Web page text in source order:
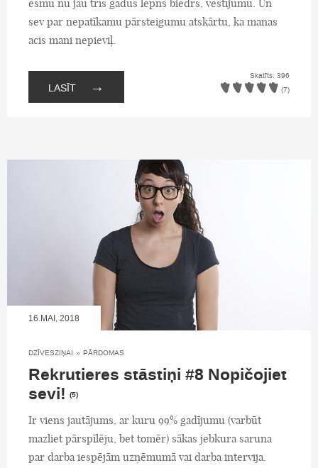
esmu nu jau trīs gadus lepns biedrs, vēstījumu. Un
sev par nepatīkamu pārsteigumu atskārtu, ka manas
acis mani nepieviļ.
LASĪT →
Skatīts: 396
(7)
16.MAI, 2018
DZĪVESZIŅAI » PĀRDOMAS
Rekrutieres stāstiņi #8 Nopičojiet
sevi! (5)
Ir viens jautājums, ar kuru 99% gadījumu (varbūt
mazliet pārspīlēju, bet tomēr) sākas jebkura saruna
par darba iespējām uzņēmumā vai darba intervija.